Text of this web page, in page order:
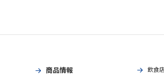
商品情報 飲食